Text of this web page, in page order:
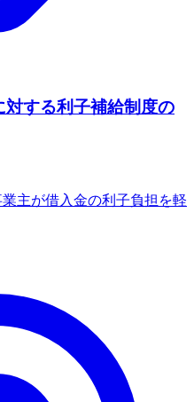
する利子補給制度の
主が借入金の利子負担を軽